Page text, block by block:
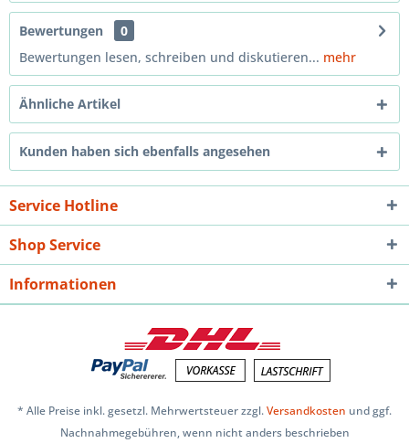
Bewertungen
0
Bewertungen lesen, schreiben und diskutieren... mehr
Ähnliche Artikel
Kunden haben sich ebenfalls angesehen
Service Hotline
Shop Service
Informationen
* Alle Preise inkl. gesetzl. Mehrwertsteuer zzgl.Versandkosten und ggf.
Nachnahmegebühren, wenn nicht anders beschrieben